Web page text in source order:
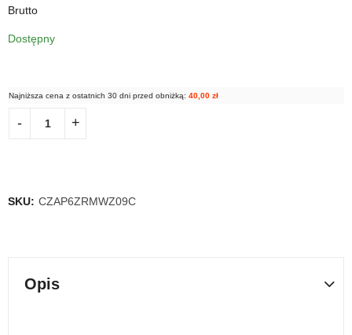
Brutto
Dostępny
Najniższa cena z ostatnich 30 dni przed obniżką: 40,00 zł
SKU: CZAP6ZRMWZ09C
Opis